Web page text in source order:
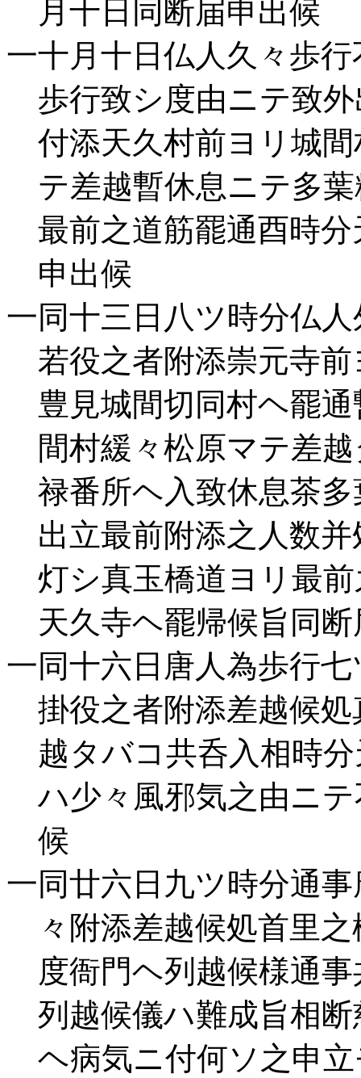
月十日同断届申出候
一十月十日仏人久々歩
歩行致シ度由ニテ致外
付添天久村前ヨリ城間
テ差越暫休息ニテ多葉
最前之道筋罷通酉時分
申出候
一同十三日八ツ時分仏
若役之者附添崇元寺前
豊見城間切同村ヘ罷通
間村緩々松原マテ差
禄番所ヘ入致休息茶多
出立最前附添之人数并
灯シ真玉橋道ヨリ最前
天久寺ヘ罷帰候旨同断
一同十六日唐人為歩行
掛役之者附添差越候処
越タバコ共呑入相時分
ハ少々風邪気之由ニテ
候
一同廿六日九ツ時分通
々附添差越候処首里之
度衙門ヘ列越候様通事
列越候儀ハ難成旨相断
ヘ病気ニ付何ソ之申